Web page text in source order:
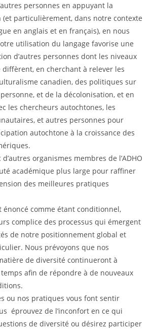
personnes en appuyant la
(et particulièrement, dans notre contexte
en anglais et en français), en nous
utilisation du langage favorise une
d’autres personnes dont les niveaux
diffèrent, en cherchant à relever les
canadien, des politiques sur
et de la décolonisation, et en
les chercheurs autochtones, les
et autres personnes pour
autochtone à la croissance des
organismes membres de l’ADHO
académique plus large pour raffiner
des meilleures pratiques
énoncé comme étant conditionnel,
complice des processus qui émergent
de notre positionnement global et
Nous prévoyons que nos
de diversité continueront à
afin de répondre à de nouveaux
ou nos pratiques vous font sentir
éprouvez de l’inconfort en ce qui
de diversité ou désirez participer